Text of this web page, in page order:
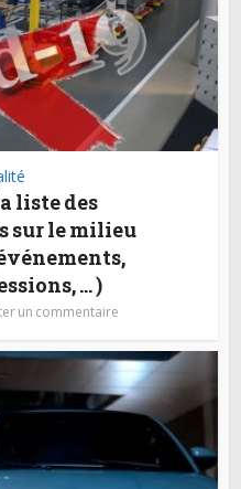
liste des
sur le milieu
… )
un commentaire